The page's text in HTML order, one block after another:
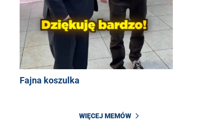
Fajna koszulka
WIĘCEJ MEMÓW